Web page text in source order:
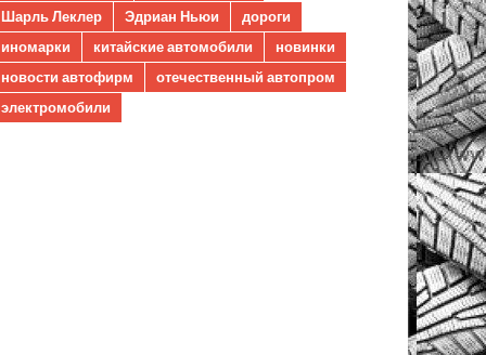
Шарль Леклер
Эдриан Ньюи
дороги
иномарки
китайские автомобили
новинки
новости автофирм
отечественный автопром
электромобили